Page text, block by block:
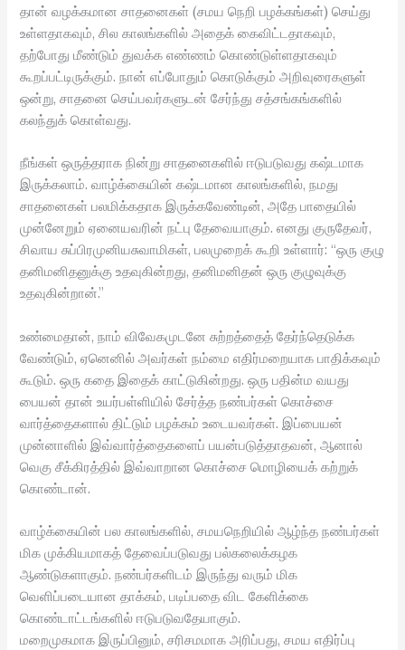
தான் வழக்கமான சாதனைகள் (சமய நெறி பழக்கங்கள்) செய்து
உள்ளதாகவும், சில காலங்களில் அதைக் கைவிட்டதாகவும்,
தற்போது மீண்டும் துவக்க எண்ணம் கொண்டுள்ளதாகவும்
கூறப்பட்டிருக்கும். நான் எப்போதும் கொடுக்கும் அறிவுரைகளுள்
ஒன்று, சாதனை செய்பவர்களுடன் சேர்ந்து சத்சங்கங்களில்
கலந்துக் கொள்வது.
நீங்கள் ஒருத்தராக நின்று சாதனைகளில் ஈடுபடுவது கஷ்டமாக
இருக்கலாம். வாழ்க்கையின் கஷ்டமான காலங்களில், நமது
சாதனைகள் பலமிக்கதாக இருக்கவேண்டின், அதே பாதையில்
முன்னேறும் ஏனையவரின் நட்பு தேவையாகும். எனது குருதேவர்,
சிவாய சுப்பிரமுனியசுவாமிகள், பலமுறைக் கூறி உள்ளார்: “ஒரு குழு
தனிமனிதனுக்கு உதவுகின்றது, தனிமனிதன் ஒரு குழுவுக்கு
உதவுகின்றான்.”
உண்மைதான், நாம் விவேகமுடனே சுற்றத்தைத் தேர்ந்தெடுக்க
வேண்டும், ஏனெனில் அவர்கள் நம்மை எதிர்மறையாக பாதிக்கவும்
கூடும். ஒரு கதை இதைக் காட்டுகின்றது. ஒரு பதின்ம வயது
பையன் தான் உயர்பள்ளியில் சேர்த்த நண்பர்கள் கொச்சை
வார்த்தைகளால் திட்டும் பழக்கம் உடையவர்கள். இப்பையன்
முன்னாளில் இவ்வார்த்தைகளைப் பயன்படுத்தாதவன், ஆனால்
வெகு சீக்கிரத்தில் இவ்வாறான கொச்சை மொழியைக் கற்றுக்
கொண்டான்.
வாழ்க்கையின் பல காலங்களில், சமயநெறியில் ஆழ்ந்த நண்பர்கள்
மிக முக்கியமாகத் தேவைப்படுவது பல்கலைக்கழக
ஆண்டுகளாகும். நண்பர்களிடம் இருந்து வரும் மிக
வெளிப்படையான தாக்கம், படிப்பதை விட கேளிக்கை
கொண்டாட்டங்களில் ஈடுபடுவதேயாகும்.
மறைமுகமாக இருப்பினும், சரிசமமாக அரிப்பது, சமய எதிர்ப்பு